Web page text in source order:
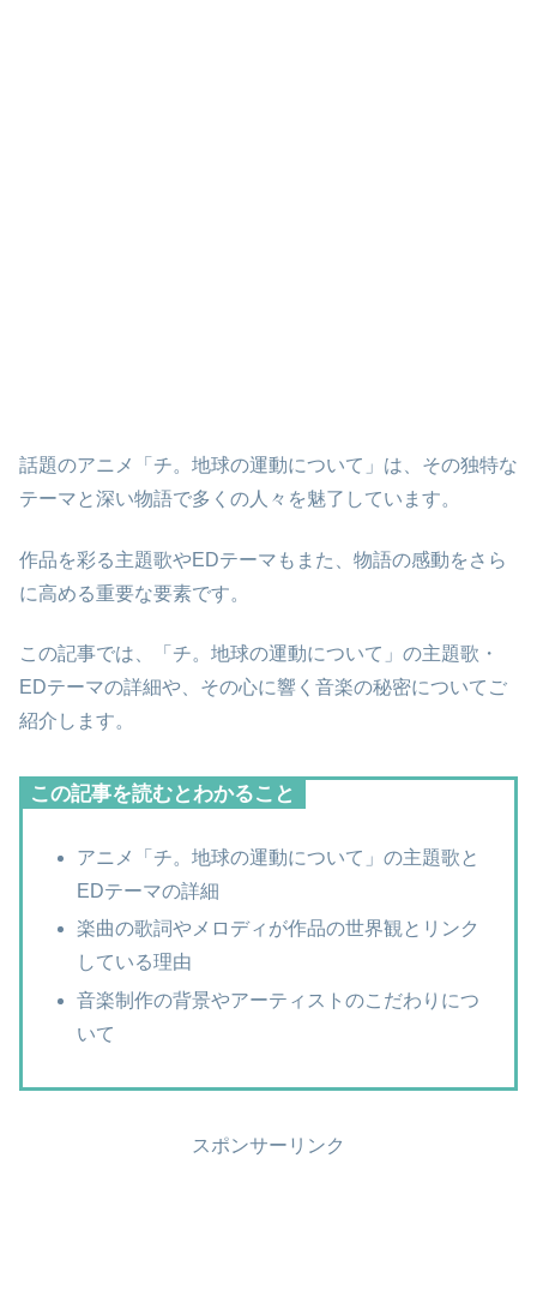
話題のアニメ「チ。地球の運動について」は、その独特な
テーマと深い物語で多くの人々を魅了しています。
作品を彩る主題歌やEDテーマもまた、物語の感動をさら
に高める重要な要素です。
この記事では、「チ。地球の運動について」の主題歌・
EDテーマの詳細や、その心に響く音楽の秘密についてご
紹介します。
この記事を読むとわかること
アニメ「チ。地球の運動について」の主題歌と
EDテーマの詳細
楽曲の歌詞やメロディが作品の世界観とリンク
している理由
音楽制作の背景やアーティストのこだわりにつ
いて
スポンサーリンク